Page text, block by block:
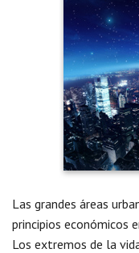
Las grandes áreas
principios económicos
Los extremos de la